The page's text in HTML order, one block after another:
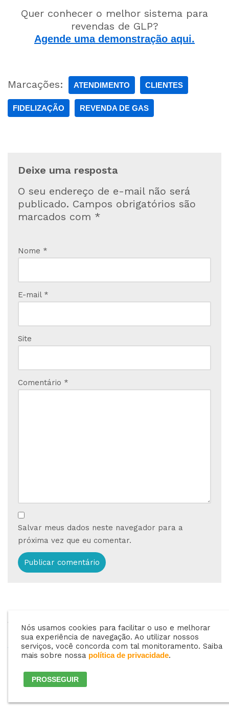
Quer conhecer o melhor sistema para
revendas de GLP?
Agende uma demonstração aqui.
Marcações: ATENDIMENTO CLIENTES
FIDELIZAÇÃO REVENDA DE GAS
Deixe uma resposta
O seu endereço de e-mail não será
publicado. Campos obrigatórios são
marcados com *
Nome *
E-mail *
Site
Comentário *
Salvar meus dados neste navegador para a
próxima vez que eu comentar.
ANTERIOR
Por que usar um
sistema de gestão?
Cadastrar sua
revenda de GLP no
Nós usamos cookies para facilitar o uso e melhorar
sua experiência de navegação. Ao utilizar nossos
serviços, você concorda com tal monitoramento. Saiba
mais sobre nossa política de privacidade.
PROSSEGUIR